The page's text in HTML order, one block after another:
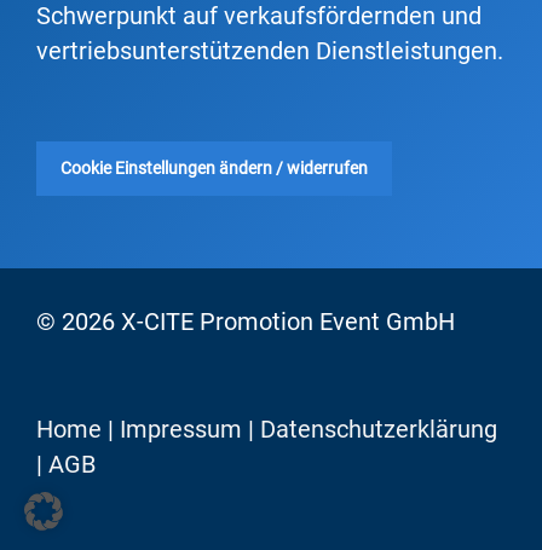
Schwerpunkt auf verkaufsfördernden und
vertriebsunterstützenden Dienstleistungen.
Cookie Einstellungen ändern / widerrufen
© 2026 X-CITE Promotion Event GmbH
Home | Impressum | Datenschutzerklärung
| AGB